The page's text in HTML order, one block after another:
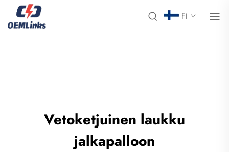
FI
Vetoketjuinen laukku
jalkapalloon